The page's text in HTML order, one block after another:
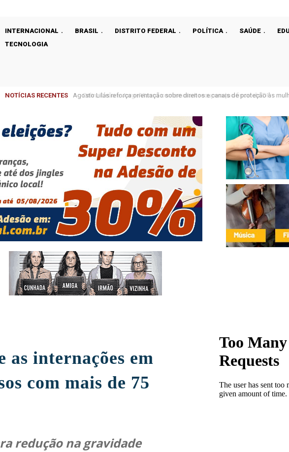
INTERNACIONAL BRASIL DISTRITO FEDERAL POLÍTICA SAÚDE
TECNOLOGIA
NOTÍCIAS RECENTES Celina Leão e Jorge Vianna comemoram recuperaçao fiscal do DF
as internações em
com mais de 75
redução na gravidade